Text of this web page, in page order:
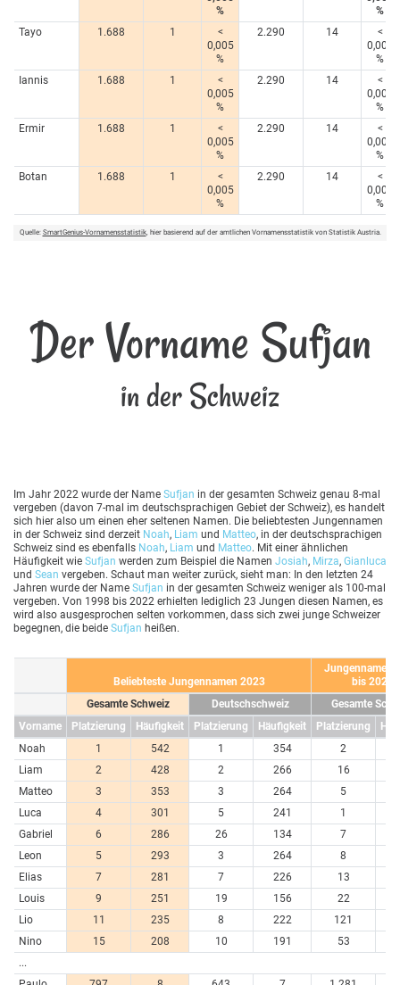
%
%
Tayo
1.688 1
<
0,005
%
2.290 14
<
0,005
%
Iannis
1.688 1
<
0,005
%
2.290 14
<
0,005
%
Ermir
1.688 1
<
0,005
%
2.290 14
<
0,005
%
Botan
1.688 1
<
0,005
%
2.290 14
<
0,005
%
Quelle: SmartGenius-Vornamensstatistik, hier basierend auf der amtlichen Vornamensstatistik von Statistik Austria.
Der Vorname Sufjan
in der Schweiz
Im Jahr 2022 wurde der Name Sufjan in der gesamten Schweiz genau 8-mal
vergeben (davon 7-mal im deutschsprachigen Gebiet der Schweiz), es handelt
sich hier also um einen eher seltenen Namen. Die beliebtesten Jungennamen
in der Schweiz sind derzeit Noah, Liam und Matteo, in der deutschsprachigen
Schweiz sind es ebenfalls Noah, Liam und Matteo. Mit einer ähnlichen
Häufigkeit wie Sufjan werden zum Beispiel die Namen Josiah, Mirza, Gianluca
und Sean vergeben. Schaut man weiter zurück, sieht man: In den letzten 24
Jahren wurde der Name Sufjan in der gesamten Schweiz weniger als 100-mal
vergeben. Von 1998 bis 2022 erhielten lediglich 23 Jungen diesen Namen, es
wird also ausgesprochen selten vorkommen, dass sich zwei junge Schweizer
begegnen, die beide Sufjan heißen.
Beliebteste Jungennamen 2023
Jungennamen
bis 2023
Gesamte Schweiz
Deutschschweiz
Gesamte
Vorname
Platzierung Häufigkeit Platzierung Häufigkeit Platzierung
Noah
1 542 1 354 2
Liam
2 428 2 266 16
Matteo
3 353 3 264 5
Luca
4 301 5 241 1
Gabriel
6 286 26 134 7
Leon
5 293 3 264 8
Elias
7 281 7 226 13
Louis
9 251 19 156 22
Lio
11 235 8 222 121
Nino
15 208 10 191 53
...